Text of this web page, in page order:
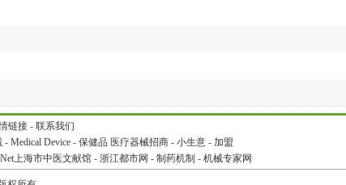
链接 - 联系我们
- Medical Device - 保健品 医疗器械招商 - 小生意 - 加盟
上海市中医文献馆 - 浙江都市网 - 制药机制 - 机械专家网